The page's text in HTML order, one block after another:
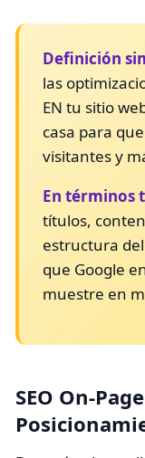
Definición
las
EN tu sitio
casa para
visitantes y
En términos
títulos,
estructura
que Google
muestre en
SEO On-